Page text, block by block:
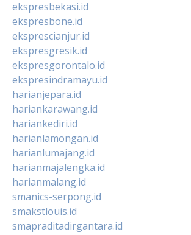
ekspresbekasi.id
ekspresbone.id
eksprescianjur.id
ekspresgresik.id
ekspresgorontalo.id
ekspresindramayu.id
harianjepara.id
hariankarawang.id
hariankediri.id
harianlamongan.id
harianlumajang.id
harianmajalengka.id
harianmalang.id
smanics-serpong.id
smakstlouis.id
smapraditadirgantara.id